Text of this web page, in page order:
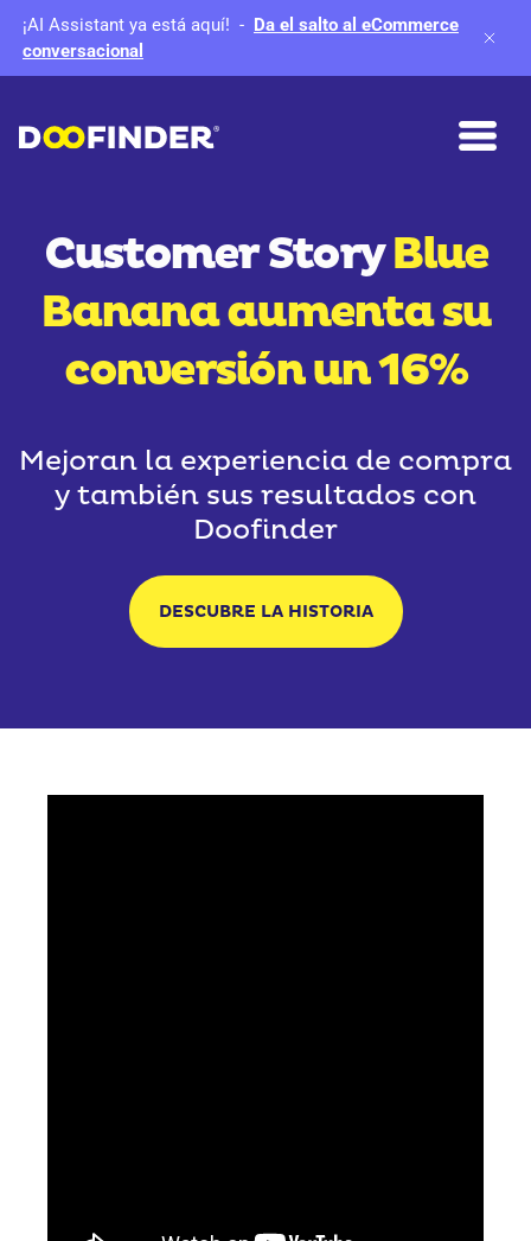
¡AI Assistant ya está aquí! - Da el salto al eCommerce
conversacional
Customer Story Blue
Banana aumenta su
conversiónun 16%
Mejoran la experiencia de compra
y también sus resultados con
Doofinder
DESCUBRE LA HISTORIA